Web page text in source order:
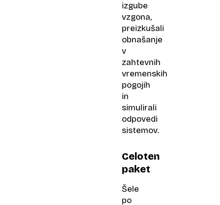
izgube
vzgona,
preizkušali
obnašanje
v
zahtevnih
vremenskih
pogojih
in
simulirali
odpovedi
sistemov.
Celoten
paket
Šele
po